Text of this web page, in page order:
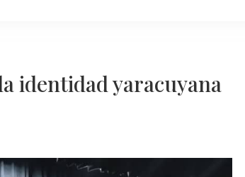
identidad yaracuyana